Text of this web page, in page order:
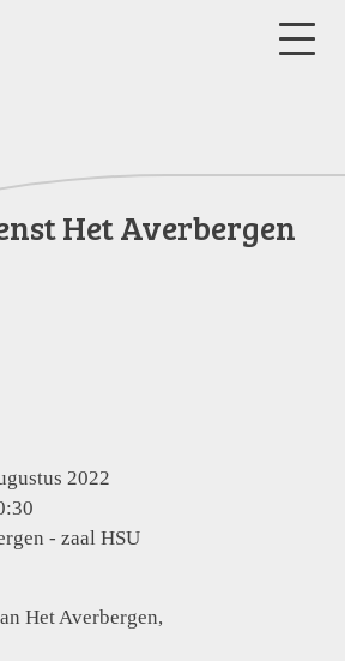
Het Averbergen
2022
- zaal HSU
Het Averbergen,